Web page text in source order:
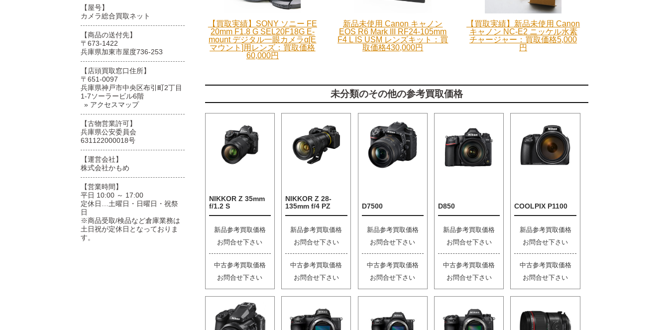
【買取実績】SONY ソニー FE
20mm F1.8 G SEL20F18G E-
mount デジタル一眼カメラα[E
マウント]用レンズ：買取価格
60,000円
新品未使用 Canon キャノン
EOS R6 Mark III RF24-105mm
F4 L IS USM レンズキット：買
取価格430,000円
【買取実績】新品未使用 Canon
キャノン NC-E2 ニッケル水素
チャージャー：買取価格5,000
円
未分類のその他の参考買取価格
NIKKOR Z 35mm
f/1.2 S
新品参考買取価格
お問合せ下さい
中古参考買取価格
お問合せ下さい
NIKKOR Z 28-
135mm f/4 PZ
新品参考買取価格
お問合せ下さい
中古参考買取価格
お問合せ下さい
D7500
新品参考買取価格
お問合せ下さい
中古参考買取価格
お問合せ下さい
D850
新品参考買取価格
お問合せ下さい
中古参考買取価格
お問合せ下さい
COOLPIX P1100
新品参考買取価格
お問合せ下さい
中古参考買取価格
お問合せ下さい
【屋号】
カメラ総合買取ネット
【商品の送付先】
〒673-1422
兵庫県加東市屋度736-253
【店頭買取窓口住所】
〒651-0097
兵庫県神戸市中央区布引町2丁目
1-7ソーラービル6階
» アクセスマップ
【古物営業許可】
兵庫県公安委員会
631122000018号
【運営会社】
株式会社かもめ
【営業時間】
平日 10:00 ～ 17:00
定休日…土曜日・日曜日・祝祭
日
※商品受取/検品など倉庫業務は
土日祝が定休日となっておりま
す。